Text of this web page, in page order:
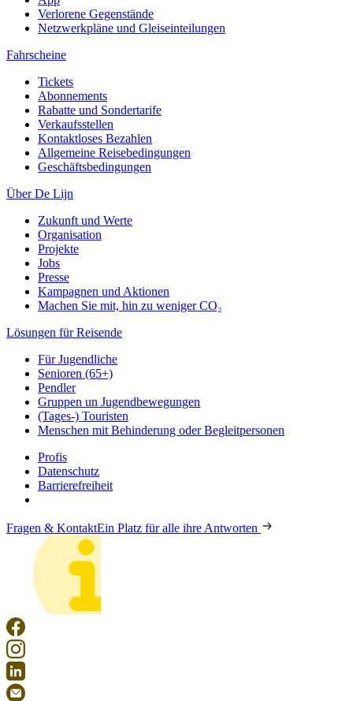
Verlorene Gegenstände
Netzwerkpläne und Gleiseinteilungen
Fahrscheine
Tickets
Abonnements
Rabatte und Sondertarife
Verkaufsstellen
Kontaktloses Bezahlen
Allgemeine Reisebedingungen
Geschäftsbedingungen
Über De Lijn
Zukunft und Werte
Organisation
Projekte
Jobs
Presse
Kampagnen und Aktionen
Machen Sie mit, hin zu weniger CO₂
Lösungen für Reisende
Für Jugendliche
Senioren (65+)
Pendler
Gruppen un Jugendbewegungen
(Tages-) Touristen
Menschen mit Behinderung oder Begleitpersonen
Profis
Datenschutz
Barrierefreiheit
Fragen & KontaktEin Platz für alle ihre Antworten